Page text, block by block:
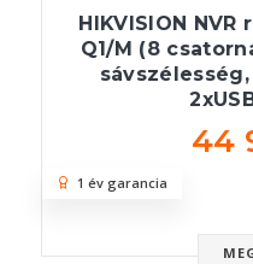
HIKVISION
Q1/M (8
sávszélesség,
44
1 év garancia